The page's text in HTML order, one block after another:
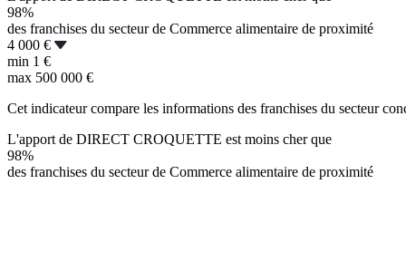
98%
des franchises du secteur de Commerce alimentaire de proximité
4 000 €
min 1 €
max 500 000 €
Cet indicateur compare les informations des franchises du secteur
L'apport de DIRECT CROQUETTE est moins cher que
98%
des franchises du secteur de Commerce alimentaire de proximité